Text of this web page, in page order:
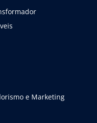
e Marketing